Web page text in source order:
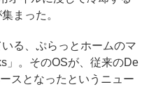
まった。
る、ぷらっとホームのマ
」。そのOSが、従来のDe
スとなったというニュー